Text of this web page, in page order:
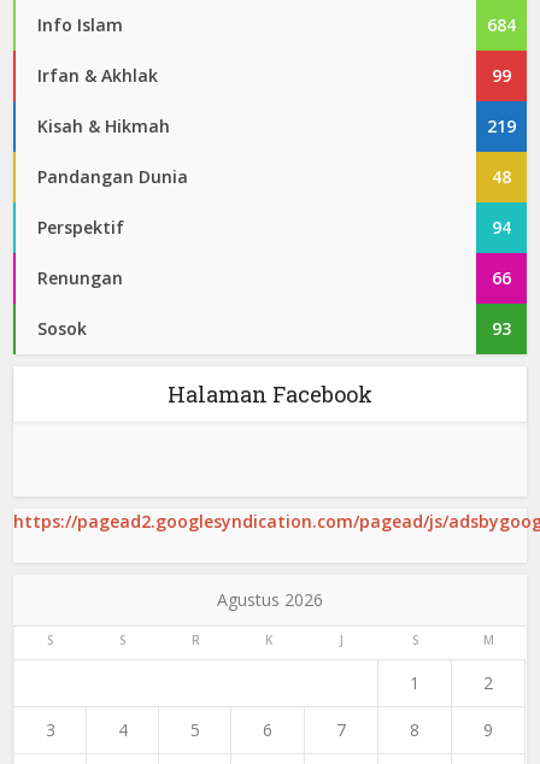
Info Islam 684
Irfan & Akhlak 99
Kisah & Hikmah 219
Pandangan Dunia 48
Perspektif 94
Renungan 66
Sosok 93
Halaman Facebook
https://pagead2.googlesyndication.com/pagead/js/
Agustus 2026
S S R K J S M
1 2
3 4 5 6 7 8 9